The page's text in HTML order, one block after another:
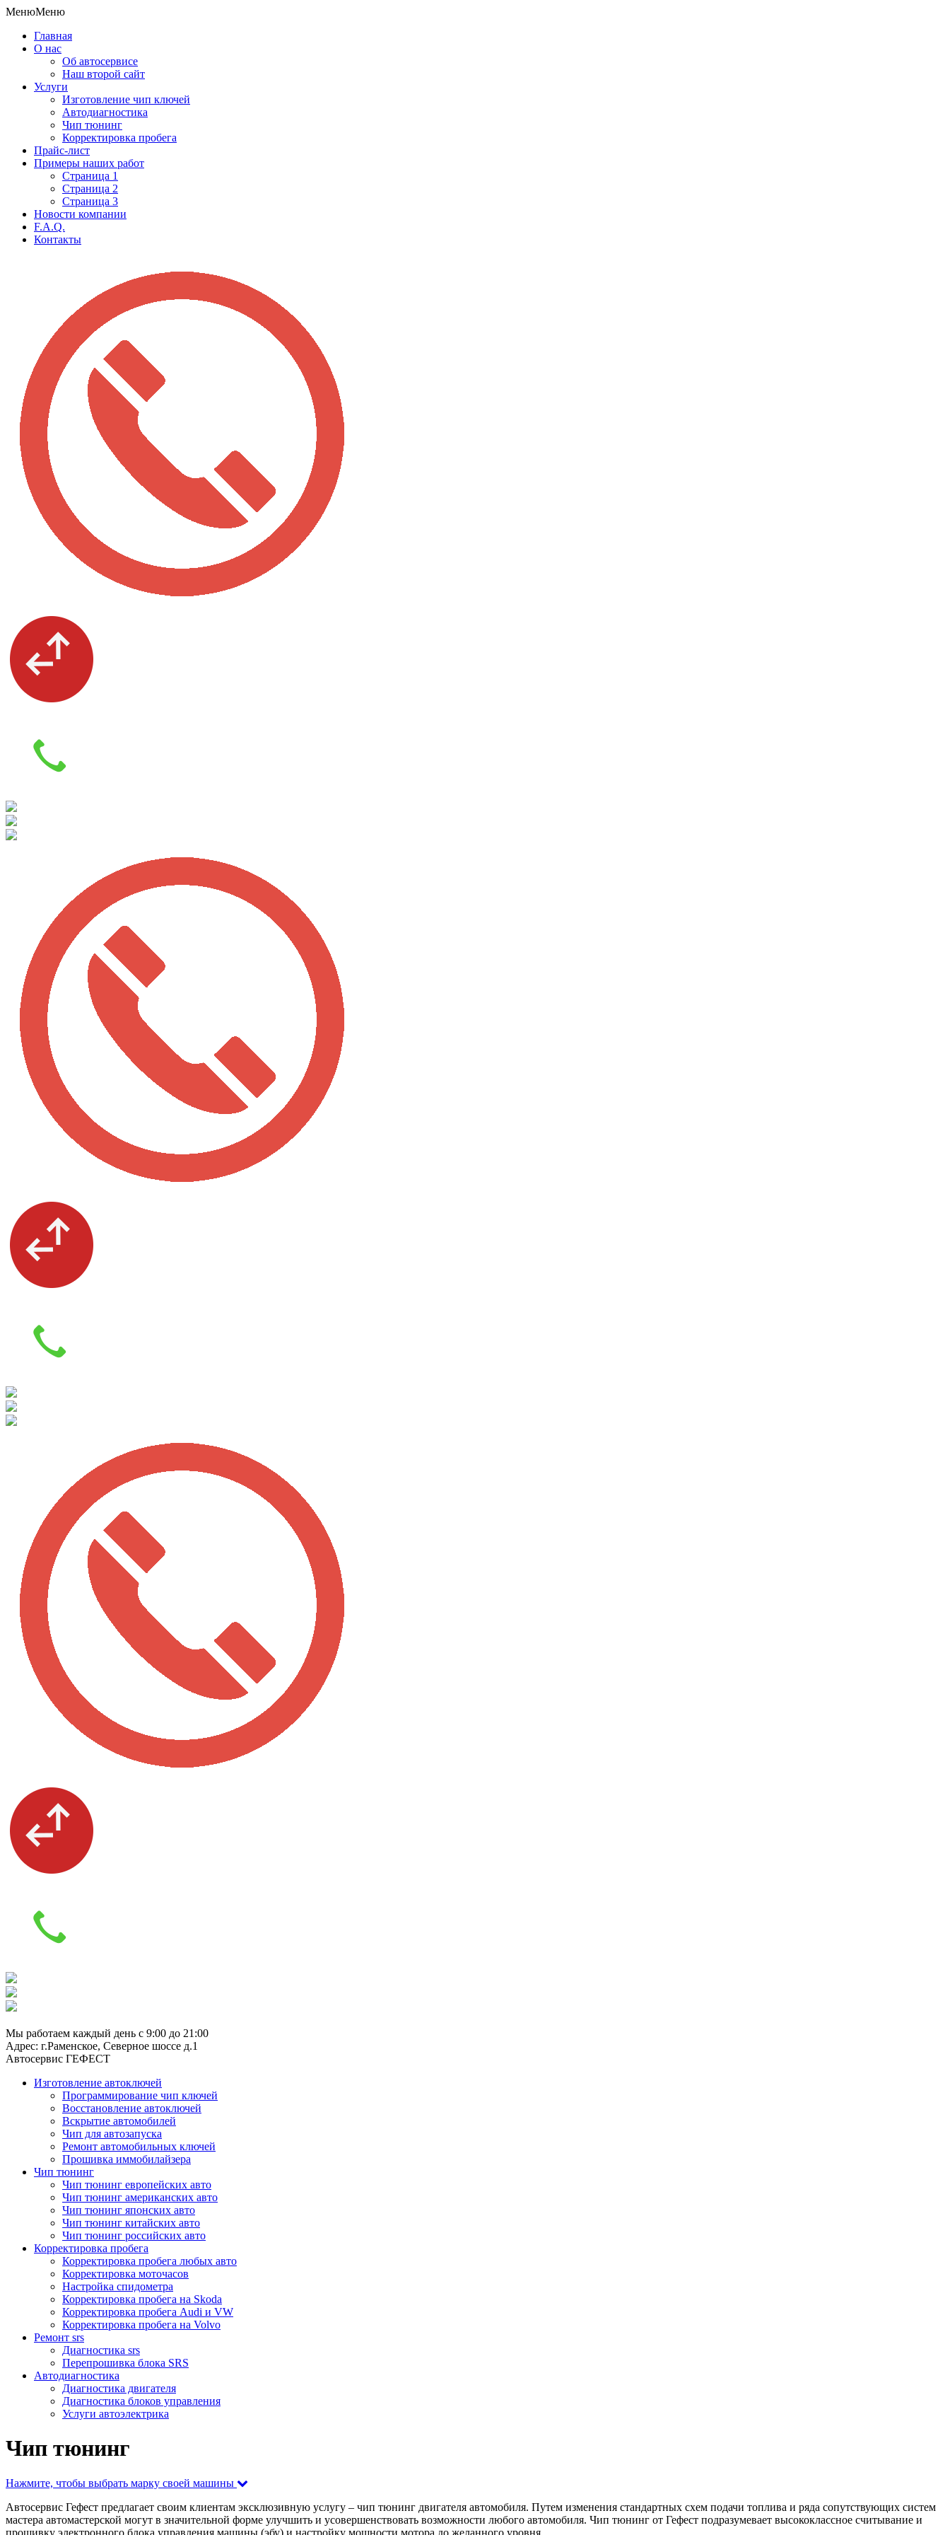
МенюМеню
Главная
О нас
Об автосервисе
Наш второй сайт
Услуги
Изготовление чип ключей
Автодиагностика
Чип тюнинг
Корректировка пробега
Прайс-лист
Примеры наших работ
Страница 1
Страница 2
Страница 3
Новости компании
F.A.Q.
Контакты
Мы работаем каждый день с 9:00 до 21:00
Адрес: г.Раменское, Северное шоссе д.1
Автосервис ГЕФЕСТ
Изготовление автоключей
Программирование чип ключей
Восстановление автоключей
Вскрытие автомобилей
Чип для автозапуска
Ремонт автомобильных ключей
Прошивка иммобилайзера
Чип тюнинг
Чип тюнинг европейских авто
Чип тюнинг американских авто
Чип тюнинг японских авто
Чип тюнинг китайских авто
Чип тюнинг российских авто
Корректировка пробега
Корректировка пробега любых авто
Корректировка моточасов
Настройка спидометра
Корректировка пробега на Skoda
Корректировка пробега Audi и VW
Корректировка пробега на Volvo
Ремонт srs
Диагностика srs
Перепрошивка блока SRS
Автодиагностика
Диагностика двигателя
Диагностика блоков управления
Услуги автоэлектрика
Чип тюнинг
Нажмите, чтобы выбрать марку своей машины
Автосервис Гефест предлагает своим клиентам эксклюзивную услугу – чип тюнинг двигателя автомобиля. Путем изменения стандартных схем подачи топлива и ряда сопутствующих систем
мастера автомастерской могут в значительной форме улучшить и усовершенствовать возможности любого автомобиля. Чип тюнинг от Гефест подразумевает высококлассное считывание и
прошивку электронного блока управления машины (эбу) и настройку мощности мотора до желанного уровня.